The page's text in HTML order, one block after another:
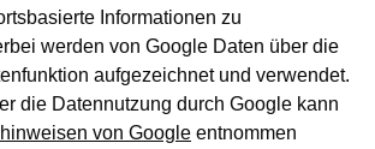
Informationen zu
werden von Google Daten über die
aufgezeichnet und verwendet.
die Datennutzung durch Google kann
von Google entnommen